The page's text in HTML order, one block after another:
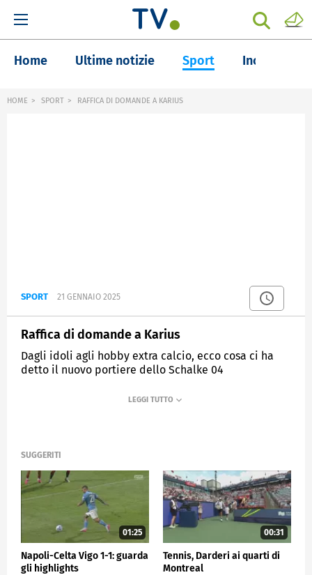
Home Ultime notizie Sport Inchieste
HOME SPORT RAFFICA DI DOMANDE A KARIUS
SPORT 21 GENNAIO 2025
Raffica di domande a Karius
Dagli idoli agli hobby extra calcio, ecco cosa ci ha
detto il nuovo portiere dello Schalke 04
SPORTMEDIASET
SUGGERITI
01:25
Napoli-Celta Vigo 1-1: guarda
gli highlights
00:31
Tennis, Darderi ai quarti di
Montreal